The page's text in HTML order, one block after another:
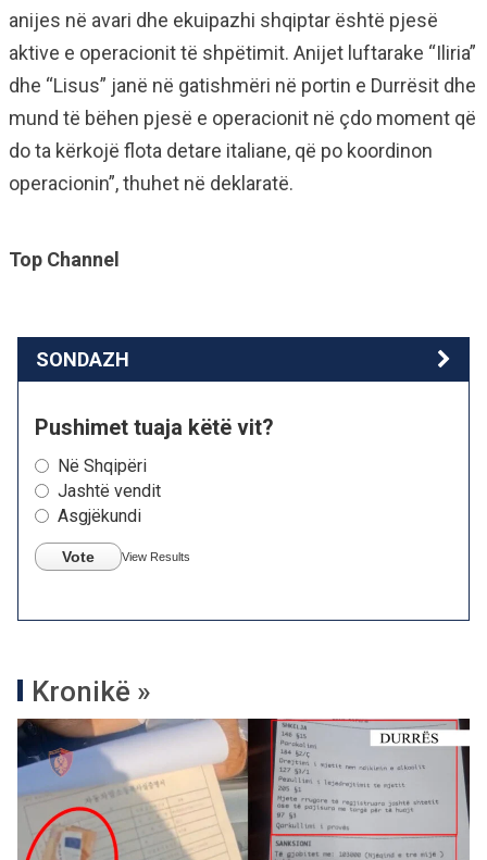
anijes në avari dhe ekuipazhi shqiptar është pjesë
aktive e operacionit të shpëtimit. Anijet luftarake “Iliria”
dhe “Lisus” janë në gatishmëri në portin e Durrësit dhe
mund të bëhen pjesë e operacionit në çdo moment që
do ta kërkojë flota detare italiane, që po koordinon
operacionin”, thuhet në deklaratë.
Top Channel
SONDAZH
Pushimet tuaja këtë vit?
Në Shqipëri
Jashtë vendit
Asgjëkundi
Vote View Results
Kronikë »